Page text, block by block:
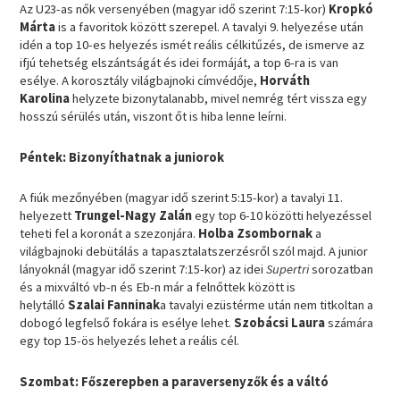
Az U23-as nők versenyében (magyar idő szerint 7:15-kor) Kropkó
Mártais a favoritok között szerepel. A tavalyi 9. helyezése után
idén a top 10-es helyezés ismét reális célkitűzés, de ismerve az
ifjú tehetség elszántságát és idei formáját, a top 6-ra is van
esélye. A korosztály világbajnoki címvédője, Horváth
Karolinahelyzete bizonytalanabb, mivel nemrég tért vissza egy
hosszú sérülés után, viszont őt is hiba lenne leírni.
Péntek: Bizonyíthatnak a juniorok
A fiúk mezőnyében (magyar idő szerint 5:15-kor) a tavalyi 11.
helyezett Trungel-Nagy Zalánegy top 6-10 közötti helyezéssel
teheti fel a koronát a szezonjára. Holba Zsombornaka
világbajnoki debütálás a tapasztalatszerzésről szól majd. A junior
lányoknál (magyar idő szerint 7:15-kor) az ideiSupertrisorozatban
és a mixváltó vb-n és Eb-n már a felnőttek között is
helytállóSzalai Fanninaka tavalyi ezüstérme után nem titkoltan a
dobogó legfelső fokára is esélye lehet.Szobácsi Lauraszámára
egy top 15-ös helyezés lehet a reális cél.
Szombat: Főszerepben a paraversenyzők és a váltó